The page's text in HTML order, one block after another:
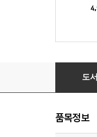
발타자르
도
품목정보